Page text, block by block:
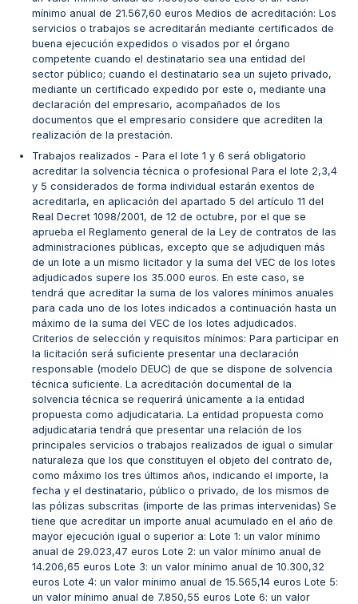
mínimo anual de 21.567,60 euros Medios de acreditación: Los
servicios o trabajos se acreditarán mediante certificados de
buena ejecución expedidos o visados por el órgano
competente cuando el destinatario sea una entidad del
sector público; cuando el destinatario sea un sujeto privado,
mediante un certificado expedido por este o, mediante una
declaración del empresario, acompañados de los
documentos que el empresario considere que acrediten la
realización de la prestación.
Trabajos realizados - Para el lote 1 y 6 será obligatorio
acreditar la solvencia técnica o profesional Para el lote 2,3,4
y 5 considerados de forma individual estarán exentos de
acreditarla, en aplicación del apartado 5 del artículo 11 del
Real Decret 1098/2001, de 12 de octubre, por el que se
aprueba el Reglamento general de la Ley de contratos de las
administraciones públicas, excepto que se adjudiquen más
de un lote a un mismo licitador y la suma del VEC de los lotes
adjudicados supere los 35.000 euros. En este caso, se
tendrá que acreditar la suma de los valores mínimos anuales
para cada uno de los lotes indicados a continuación hasta un
máximo de la suma del VEC de los lotes adjudicados.
Criterios de selección y requisitos mínimos: Para participar en
la licitación será suficiente presentar una declaración
responsable (modelo DEUC) de que se dispone de solvencia
técnica suficiente. La acreditación documental de la
solvencia técnica se requerirá únicamente a la entidad
propuesta como adjudicataria. La entidad propuesta como
adjudicataria tendrá que presentar una relación de los
principales servicios o trabajos realizados de igual o simular
naturaleza que los que constituyen el objeto del contrato de,
como máximo los tres últimos años, indicando el importe, la
fecha y el destinatario, público o privado, de los mismos de
las pólizas subscritas (importe de las primas intervenidas) Se
tiene que acreditar un importe anual acumulado en el año de
mayor ejecución igual o superior a: Lote 1: un valor mínimo
anual de 29.023,47 euros Lote 2: un valor mínimo anual de
14.206,65 euros Lote 3: un valor mínimo anual de 10.300,32
euros Lote 4: un valor mínimo anual de 15.565,14 euros Lote 5:
un valor mínimo anual de 7.850,55 euros Lote 6: un valor